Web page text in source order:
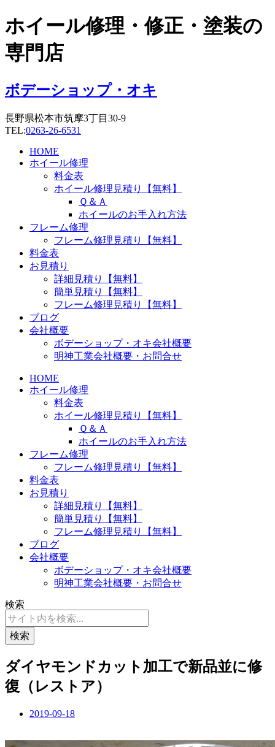
コ
ン
テ
ン
に
ス
ッ
プ
ホイール修理・修正・塗装の
専門店
ボデーショップ・オキ
長野県松本市筑摩3丁目30-9
TEL:0263-26-6531
HOME
ホイール修理
料金表
ホイール修理見積り【無料】
Ｑ＆Ａ
ホイールのお手入れ方法
フレーム修理
フレーム修理見積り【無料】
料金表
お見積り
詳細見積り【無料】
簡単見積り【無料】
フレーム修理見積り【無料】
ブログ
会社概要
ボデーショップ・オキ会社概要
明神工業会社概要・お問合せ
HOME
ホイール修理
料金表
ホイール修理見積り【無料】
Ｑ＆Ａ
ホイールのお手入れ方法
フレーム修理
フレーム修理見積り【無料】
料金表
お見積り
詳細見積り【無料】
簡単見積り【無料】
フレーム修理見積り【無料】
ブログ
会社概要
ボデーショップ・オキ会社概要
明神工業会社概要・お問合せ
検索
検索
ダイヤモンドカット加工で新品並に修
復（レストア）
2019-09-18